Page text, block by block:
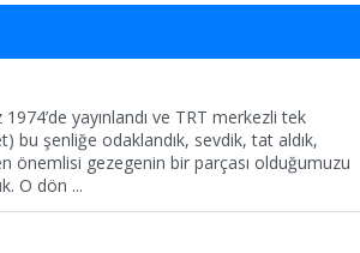
yayınlandı ve TRT merkezli tek
bu şenliğe odaklandık, sevdik, tat aldık,
önemlisi gezegenin bir parçası olduğumuzu
O dön ...